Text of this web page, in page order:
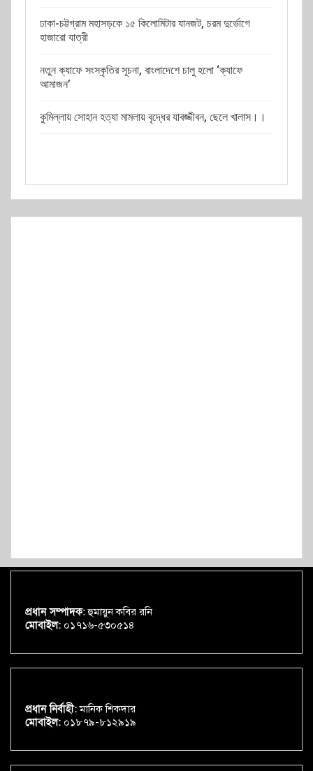
ঢাকা-চট্টগ্রাম মহাসড়কে ১৫ কিলোমিটার যানজট, চরম দুর্ভোগে
হাজারো যাত্রী
নতুন ক্যাফে সংস্কৃতির সূচনা, বাংলাদেশে চালু হলো ‘ক্যাফে
আমাজন’
কুমিল্লায় সোহান হত্যা মামলায় বৃদ্ধের যাবজ্জীবন, ছেলে খালাস।।
প্রধান সম্পাদক:হুমায়ুন কবির রনি
মোবাইল: ০১৭১৬-৫৩০৫১৪
প্রধান নির্বাহী:মানিক শিকদার
মোবাইল: ০১৮৭৯-৮১২৯১৯